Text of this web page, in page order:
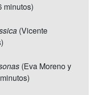
minutos)
(Vicente
(Eva Moreno y